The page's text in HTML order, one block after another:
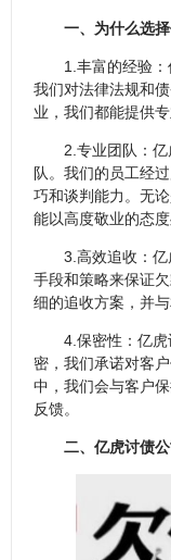
一、为什么选
1.丰富的经验
我们对法律法规和
业，我们都能提供
2.专业团队：
队。我们的员工经
巧和谈判能力。无
能以高度敬业的态度
3.高效追收：
手段和策略来保证
细的追收方案，并
4.保密性：亿
密，我们承诺对客
中，我们会与客户
反馈。
二、亿虎讨债